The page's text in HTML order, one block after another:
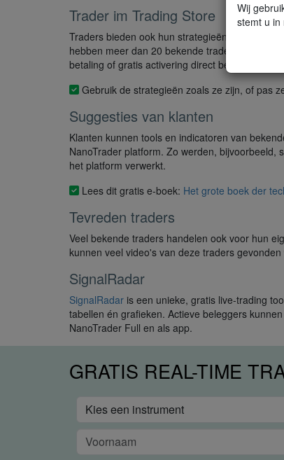
Trader im Trading Store
Traders bieden ook hun strategieën en tools in
hebben meer dan 20 bekende traders
betaling of gratis activering direct beschikbaar
Gebruik de strategieën zoals ze zijn, of pas
Suggesties van klanten
Klanten kunnen tools en indicatoren van
NanoTrader platform. Zo werden, bijvoorbeeld,
het platform verwerkt.
Lees dit gratis e-boek: Het grote boek der
Tevreden traders
Veel bekende traders handelen ook voor hun
kunnen veel video's van deze traders gevonden
SignalRadar
SignalRadar is een unieke, gratis live-trading
tabellen én grafieken. Actieve beleggers
NanoTrader Full en als app.
Wij
stemt u in
GRATIS REAL-TIME